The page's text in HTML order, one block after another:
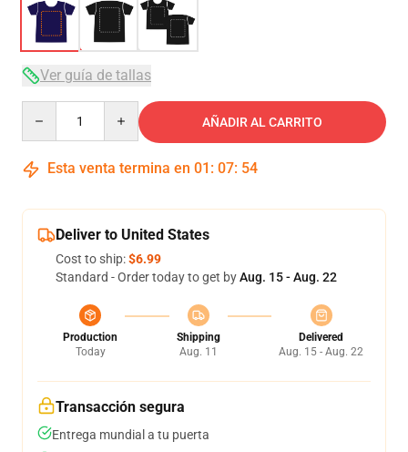
Ver guía de tallas
AÑADIR AL CARRITO
Esta venta termina en 01 : 07: 54
Deliver to United States
Cost to ship:$6.99
Standard - Order today to get byAug. 15 - Aug. 22
Production
Today
Shipping
Aug. 11
Delivered
Aug. 15 - Aug. 22
Transacción segura
Entrega mundial a tu puerta